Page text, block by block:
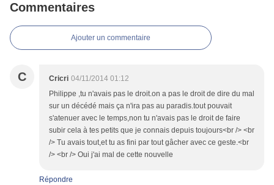
Commentaires
Ajouter un commentaire
C Cricri 04/11/2014 01:12
Philippe ,tu n'avais pas le droit.on a pas le droit de dire du mal
sur un décédé mais ça n'ira pas au paradis.tout pouvait
s'atenuer avec le temps,non tu n'avais pas le droit de faire
subir cela à tes petits que je connais depuis toujours<br /> <br
/> Tu avais tout,et tu as fini par tout gâcher avec ce geste.<br
/> <br /> Oui j'ai mal de cette nouvelle
Répondre